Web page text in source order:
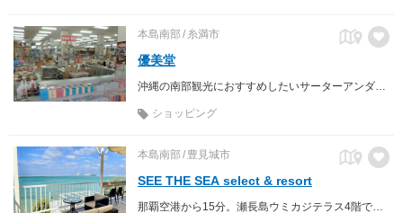
本島南部 糸満市
優美堂
沖縄の南部観光におすすめしたいサーターアンダギーを販売する店
ショッピング
本島南部 豊見城市
SEE THE SEA select & resort
那覇空港から15分。瀬長島ウミカジテラス4階で、慶良間へと続く海を眺めながら過ごす海カフェ＆セレクトショップ